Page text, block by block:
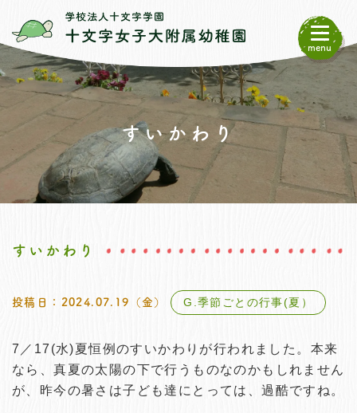
menu
すいかわり
すいかわり
投稿日：2024.07.19（金） G.季節ごとの行事(夏）
7／17(水)夏恒例のすいかわりが行われました。本来
なら、真夏の太陽の下で行うものなのかもしれません
が、昨今の暑さは子ども達にとっては、過酷ですね。